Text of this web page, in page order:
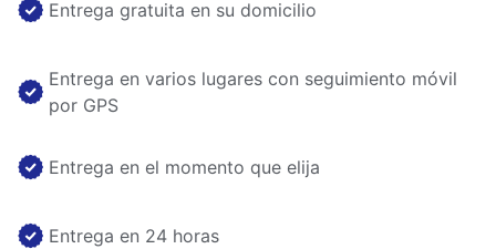
Entrega gratuita en su domicilio
Entrega en varios lugares con seguimiento móvil
por GPS
Entrega en el momento que elija
Entrega en 24 horas